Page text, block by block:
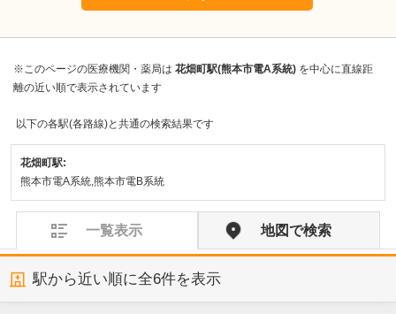
※このページの医療機関・薬局は 花畑町駅(熊本市電A系統) を中心に直線距
離の近い順で表示されています
以下の各駅(各路線)と共通の検索結果です
花畑町駅:
熊本市電A系統,熊本市電B系統
一覧表示 地図で検索
駅から近い順に全6件を表示